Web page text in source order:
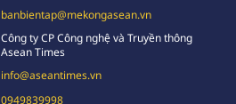
banbientap@mekongasean.vn
Công ty CP Công nghệ và Truyền thông
Asean Times
info@aseantimes.vn
0949839998